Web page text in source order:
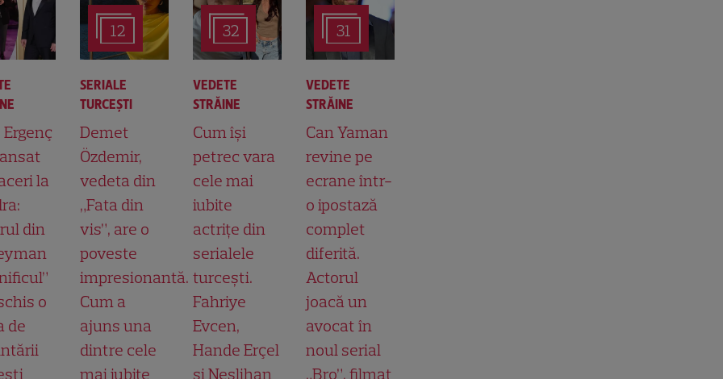
la
din
o
de
12
SERIALE
TURCEŞTI
Demet
Özdemir,
vedeta din
„Fata din
vis”, are o
poveste
impresionantă.
Cum a
ajuns una
dintre cele
mai iubite
32
VEDETE
STRĂINE
Cum își
petrec vara
cele mai
iubite
actrițe din
serialele
turcești.
Fahriye
Evcen,
Hande Erçel
și Neslihan
31
VEDETE
STRĂINE
Can Yaman
revine pe
ecrane într-
o ipostază
complet
diferită.
Actorul
joacă un
avocat în
noul serial
„Bro”, filmat